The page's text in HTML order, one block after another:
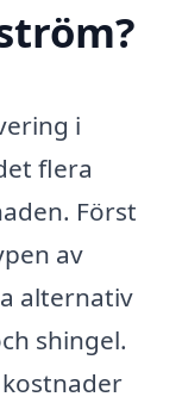
i
flera
Först
av
alternativ
shingel.